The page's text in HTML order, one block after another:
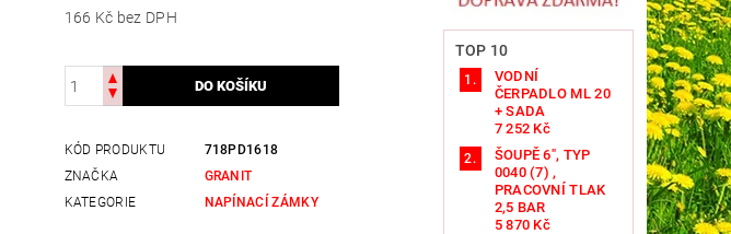
166 Kč bez DPH
KÓD PRODUKTU
718PD1618
ZNAČKA
GRANIT
KATEGORIE
NAPÍNACÍ ZÁMKY
TOP 10
VODNÍ
ČERPADLO ML 20
+ SADA
7 252 Kč
ŠOUPĚ 6", TYP
0040 (7) ,
PRACOVNÍ TLAK
2,5 BAR
5 870 Kč